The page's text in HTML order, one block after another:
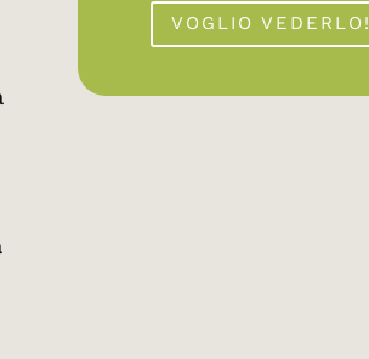
VOGLIO VEDERLO!